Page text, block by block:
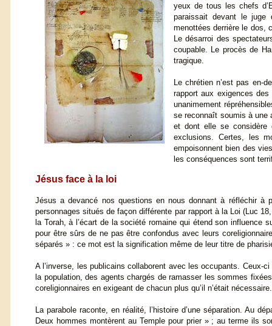
yeux de tous les chefs
paraissait devant le juge
menottées derrière le dos,
Le désarroi des
coupable. Le procès de
tragique.
Le chrétien n’est pas en-
rapport aux exigences
unanimement
se reconnaît soumis à une
et dont elle se considère
exclusions. Certes, les
empoisonnent bien des
les conséquences sont
Jésus face à la loi
Jésus a devancé nos questions en nous donnant à réfléchir à
personnages situés de façon différente par rapport à la Loi (Luc
la Torah, à l’écart de la société romaine qui étend son
pour être sûrs de ne pas être confondus avec leurs
séparés » : ce mot est la signification même de leur titre de
A l’inverse, les publicains collaborent avec les occupants.
la population, des agents chargés de ramasser les sommes
coreligionnaires en exigeant de chacun plus qu’il n’était
La parabole raconte, en réalité, l’histoire d’une séparation. Au
Deux hommes montèrent au Temple pour prier » ; au terme ils